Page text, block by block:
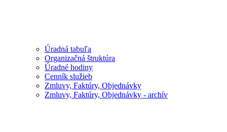
Úradná tabuľa
Organizačná štruktúra
Úradné hodiny
Cenník služieb
Zmluvy, Faktúry, Objednávky
Zmluvy, Faktúry, Objednávky - archív